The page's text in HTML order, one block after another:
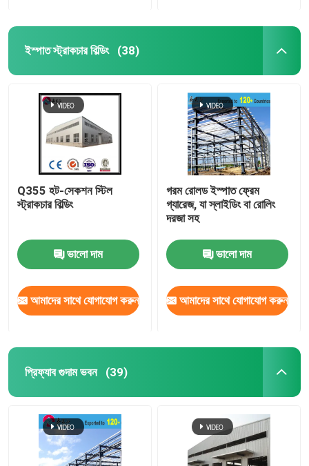
ইস্পাত স্ট্রাকচার বিল্ডিং (38)
Q355 হট-সেকশন স্টিল
স্ট্রাকচার বিল্ডিং
ভালো দাম
আমাদের সাথে যোগাযোগ করুন
গরম রোলড ইস্পাত ফ্রেম
গ্যারেজ, যা স্লাইডিং বা রোলিং
দরজা সহ
ভালো দাম
আমাদের সাথে যোগাযোগ করুন
প্রিফ্যাব গুদাম ভবন (39)